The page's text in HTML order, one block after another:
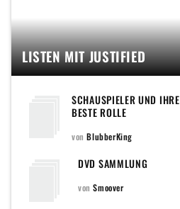
LISTEN MIT JUSTIFIED
SCHAUSPIELER UND IHRE
BESTE ROLLE
vonBlubberKing
DVD SAMMLUNG
vonSmoover